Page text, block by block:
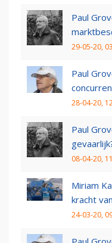
Paul
29-05-20,
Paul
28-04-20,
Paul
08-04-20,
Miriam
kracht
24-03-20,